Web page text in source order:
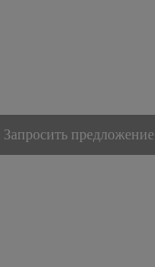
Запросить предложение